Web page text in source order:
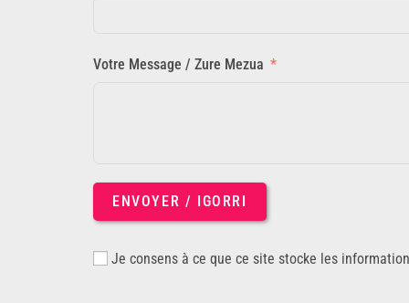
Votre Message / Zure Mezua
ENVOYER / IGORRI
Je consens à ce que ce site stocke les